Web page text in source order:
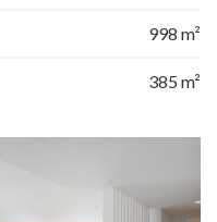
998 m²
385 m²